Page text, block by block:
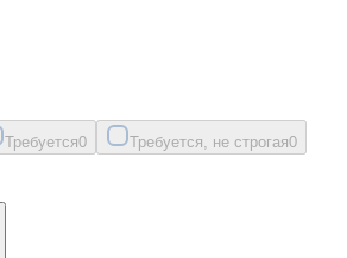
Требуется0 Требуется, не строгая0